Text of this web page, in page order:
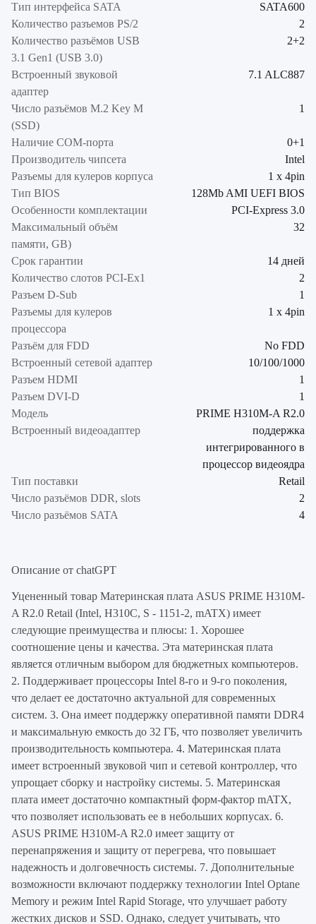
Тип интерфейса SATA
SATA600
Количество разъемов PS/2
2
Количество разъёмов USB
3.1 Gen1 (USB 3.0)
2+2
Встроенный звуковой
адаптер
7.1 ALC887
Число разъёмов M.2 Key M
(SSD)
1
Наличие COM-порта
0+1
Производитель чипсета
Intel
Разъемы для кулеров корпуса
1 x 4pin
Тип BIOS
128Mb AMI UEFI BIOS
Особенности комплектации
PCI-Express 3.0
Максимальный объём
памяти, GB)
32
Срок гарантии
14 дней
Количество слотов PCI-Ex1
2
Разъем D-Sub
1
Разъемы для кулеров
процессора
1 x 4pin
Разъём для FDD
No FDD
Встроенный сетевой адаптер
10/100/1000
Разъем HDMI
1
Разъем DVI-D
1
Модель
PRIME H310M-A R2.0
Встроенный видеоадаптер
поддержка
интегрированного в
процессор видеоядра
Тип поставки
Retail
Число разъёмов DDR, slots
2
Число разъёмов SATA
4
Описание от chatGPT
Уцененный товар Материнская плата ASUS PRIME H310M-
A R2.0 Retail (Intel, H310C, S - 1151-2, mATX) имеет
следующие преимущества и плюсы: 1. Хорошее
соотношение цены и качества. Эта материнская плата
является отличным выбором для бюджетных компьютеров.
2. Поддерживает процессоры Intel 8-го и 9-го поколения,
что делает ее достаточно актуальной для современных
систем. 3. Она имеет поддержку оперативной памяти DDR4
и максимальную емкость до 32 ГБ, что позволяет увеличить
производительность компьютера. 4. Материнская плата
имеет встроенный звуковой чип и сетевой контроллер, что
упрощает сборку и настройку системы. 5. Материнская
плата имеет достаточно компактный форм-фактор mATX,
что позволяет использовать ее в небольших корпусах. 6.
ASUS PRIME H310M-A R2.0 имеет защиту от
перенапряжения и защиту от перегрева, что повышает
надежность и долговечность системы. 7. Дополнительные
возможности включают поддержку технологии Intel Optane
Memory и режим Intel Rapid Storage, что улучшает работу
жестких дисков и SSD. Однако, следует учитывать, что